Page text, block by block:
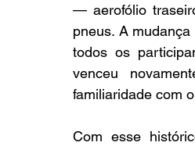
— aerofólio
pneus. A
todos os
venceu
familiaridade com
Com esse